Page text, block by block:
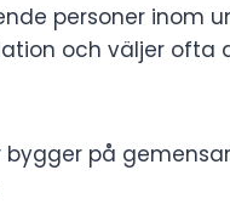
personer inom
och väljer
bygger på